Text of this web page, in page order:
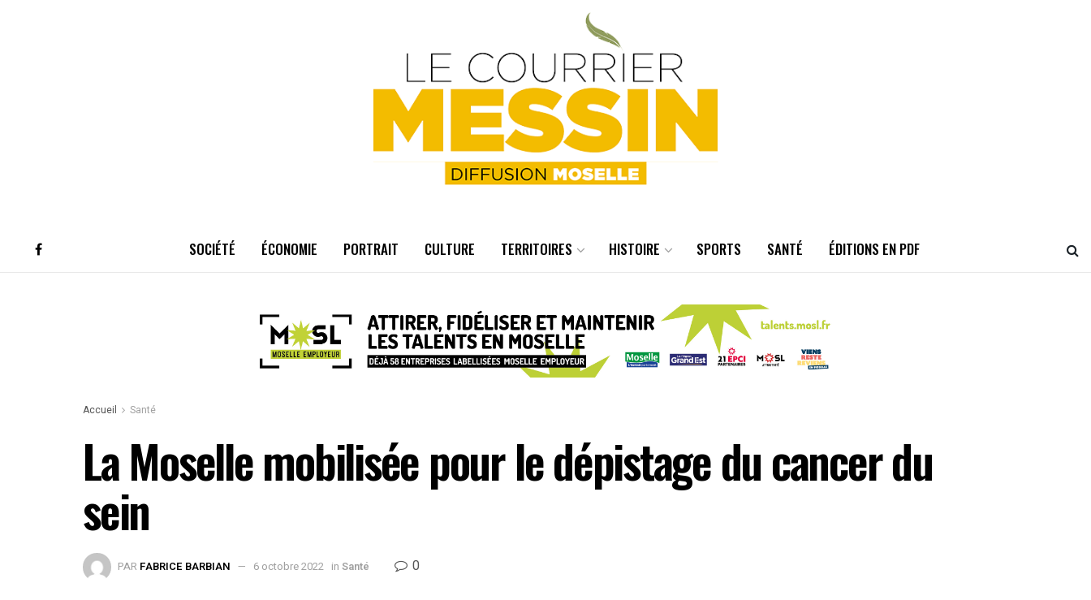
SOCIÉTÉ ÉCONOMIE PORTRAIT CULTURE TERRITOIRES HISTOIRE SPORTS SANTÉ ÉDITIONS EN PDF
Accueil Santé
La Moselle mobilisée pour le dépistage du cancer du
sein
PAR FABRICE BARBIAN 6 octobre 2022 in Santé 0